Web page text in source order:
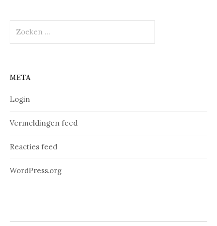
naar:
META
Login
Vermeldingen feed
Reacties feed
WordPress.org